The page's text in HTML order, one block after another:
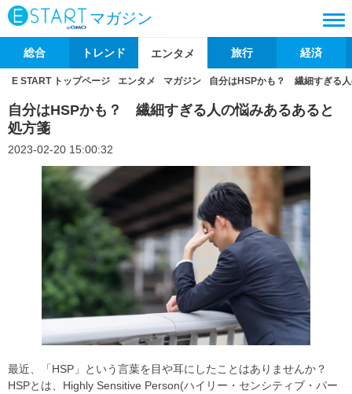
マガジン
総合 トレンド エンタメ 旅行 経済
E START トップページ エンタメ マガジン 自分はHSPかも？ 繊細すぎる
自分はHSPかも？ 繊細すぎる人の悩みあるあると
処方箋
2023-02-20 15:00:32
最近、「HSP」という言葉を目や耳にしたことはありませんか？
HSPとは、Highly Sensitive Person(ハイリー・センシティブ・パー